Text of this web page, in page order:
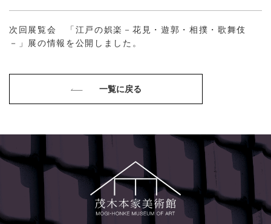
次回展覧会 「江戸の娯楽－花見・遊郭・相撲・歌舞伎
－」展の情報を公開しました。
一覧に戻る